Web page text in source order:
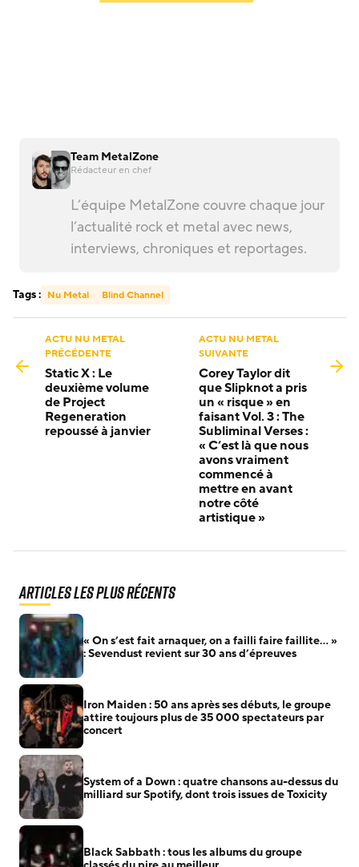
Team MetalZone
Rédacteur en chef
L’équipe MetalZone couvre chaque jour
l’actualité rock et metal avec news,
interviews, chroniques et reportages.
Tags : Nu Metal Blind Channel
ACTU NU METAL
PRÉCÉDENTE
Static X : Le
deuxième volume
de Project
Regeneration
repoussé à janvier
ACTU NU METAL
SUIVANTE
Corey Taylor dit
que Slipknot a pris
un « risque » en
faisant Vol. 3 : The
Subliminal Verses :
« C’est là que nous
avons vraiment
commencé à
mettre en avant
notre côté
artistique »
Articles les plus récents
« On s’est fait arnaquer, on a failli faire faillite… »
: Sevendust revient sur 30 ans d’épreuves
Iron Maiden : 50 ans après ses débuts, le groupe
attire toujours plus de 35 000 spectateurs par
concert
System of a Down : quatre chansons au-dessus du
milliard sur Spotify, dont trois issues de Toxicity
Black Sabbath : tous les albums du groupe